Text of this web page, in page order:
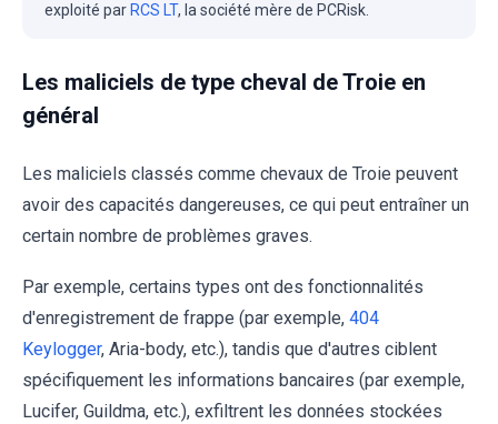
exploité par RCS LT, la société mère de PCRisk.
Les maliciels de type cheval de Troie en
général
Les maliciels classés comme chevaux de Troie peuvent
avoir des capacités dangereuses, ce qui peut entraîner un
certain nombre de problèmes graves.
Par exemple, certains types ont des fonctionnalités
d'enregistrement de frappe (par exemple, 404
Keylogger, Aria-body, etc.), tandis que d'autres ciblent
spécifiquement les informations bancaires (par exemple,
Lucifer, Guildma, etc.), exfiltrent les données stockées